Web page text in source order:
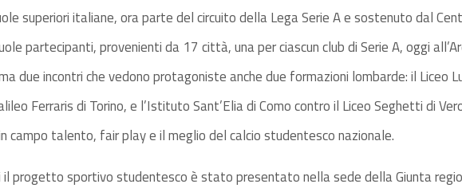
superiori italiane, ora parte del circuito della Lega Serie A e sostenuto dal
partecipanti, provenienti da 17 città, una per ciascun club di Serie A, oggi
due incontri che vedono protagoniste anche due formazioni lombarde: il Liceo
Ferraris di Torino, e l’Istituto Sant’Elia di Como contro il Liceo Seghetti di
campo talento, fair play e il meglio del calcio studentesco nazionale.
progetto sportivo studentesco è stato presentato nella sede della Giunta